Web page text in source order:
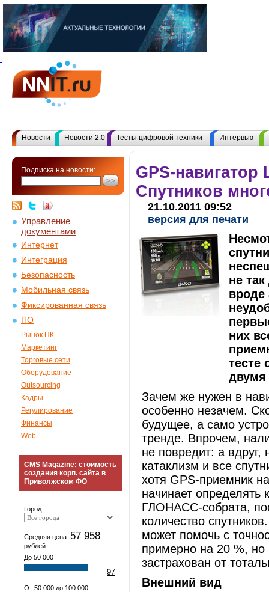
Новости Новости 2.0 Тесты цифровой техники Интервью
Подписка на новости:
Управление
документами
Интернет
Интеграция
Безопасность
Мобильная связь
Фиксированная связь
ПО
Рынок ПК
Маркетинг
Торговые сети
Оборудование
Outsourcing
Кадры
Регулирование
Финансы
Web
CMS Magazine: стоимость
создания корп. сайта в
Приволжском ФО
Город:
Средняя цена: 57 958
рублей
До 50 000
97
От 50 000 до 100 000
GPS-навигатор
Спутников
21.10.2011 09:52
версия для печати
не
вроде
них
тесте
двумя
Зачем же нужен в
особенно незачем.
будущее, а само
тренде. Впрочем,
не повредит: а вдруг,
катаклизм и все
хотя GPS-приемник
начинает определять
ГЛОНАСС-собрата,
количество
может помочь с
примерно на 20 %, но
застрахован от
Внешний вид